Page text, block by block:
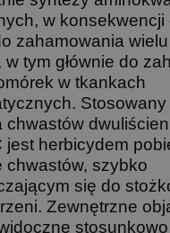
w konsekwencji
zahamowania
tym głównie do
w tkankach
Stosowany
chwastów
jest herbicydem
chwastów, szybko
się do
Zewnętrzne